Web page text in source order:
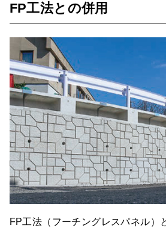
FP工法との併用
FP工法（フーチングレスパネル）